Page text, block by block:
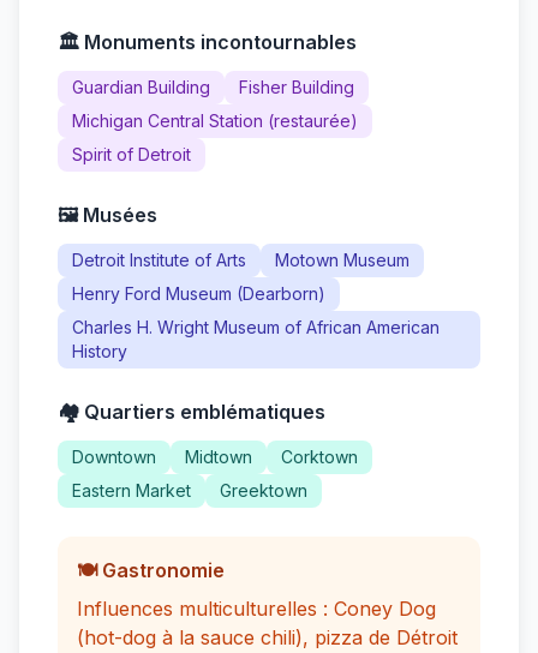
🏛️ Monuments incontournables
Guardian Building
Fisher Building
Michigan Central Station (restaurée)
Spirit of Detroit
🖼️ Musées
Detroit Institute of Arts
Motown Museum
Henry Ford Museum (Dearborn)
Charles H. Wright Museum of African American
History
🏘️ Quartiers emblématiques
Downtown Midtown
Corktown
Eastern Market
Greektown
🍽️ Gastronomie
Influences multiculturelles : Coney Dog
(hot-dog à la sauce chili), pizza de Détroit